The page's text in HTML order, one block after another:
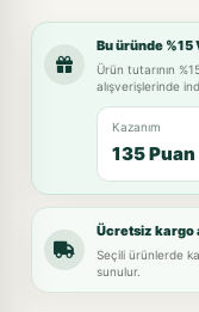
Bu üründe
Ürün tutarının
alışverişlerinde
Kazanım
135 Puan
Ücretsiz kargo
Seçili ürünlerde
sunulur.